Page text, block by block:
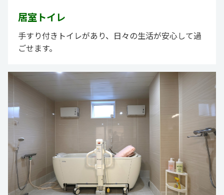
居室トイレ
手すり付きトイレがあり、日々の生活が安心して過
ごせます。